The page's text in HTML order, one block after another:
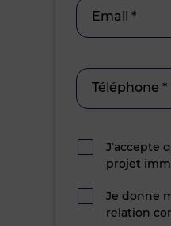
Email *
Téléphone *
J’accepte
projet
Je donne
relation